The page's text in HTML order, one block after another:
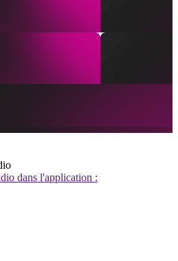
dans l'application :